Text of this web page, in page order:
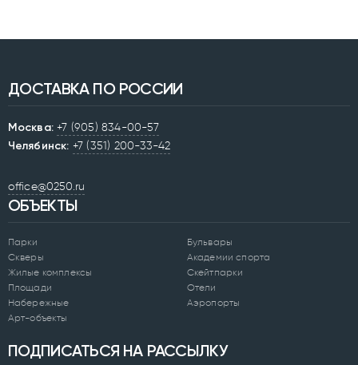
ДОСТАВКА ПО РОССИИ
Москва: +7 (905) 834-00-57
Челябинск: +7 (351) 200-33-42
office@0250.ru
ОБЪЕКТЫ
Парки
Скверы
Жилые комплексы
Площади
Набережные
Арт-объекты
Бульвары
Академии спорта
Скейтпарки
Отели
Аэропорты
ПОДПИСАТЬСЯ НА РАССЫЛКУ